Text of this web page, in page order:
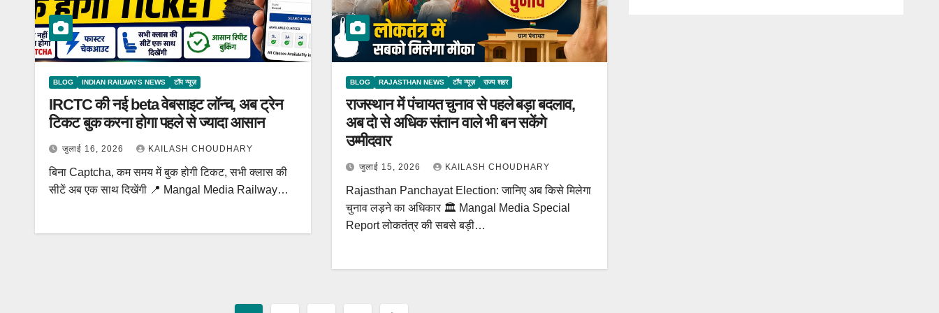
BLOG INDIAN RAILWAYS NEWS टॉप न्यूज़
IRCTC की नई beta वेबसाइट लॉन्च, अब ट्रेन
टिकट बुक करना होगा पहले से ज्यादा आसान
जुलाई 16, 2026 KAILASH CHOUDHARY
बिना Captcha, कम समय में बुक होगी टिकट, सभी क्लास की
सीटें अब एक साथ दिखेंगी 📍 Mangal Media Railway…
BLOG RAJASTHAN NEWS टॉप न्यूज़ राज्य शहर
राजस्थान में पंचायत चुनाव से पहले बड़ा बदलाव,
अब दो से अधिक संतान वाले भी बन सकेंगे
उम्मीदवार
जुलाई 15, 2026 KAILASH CHOUDHARY
Rajasthan Panchayat Election: जानिए अब किसे मिलेगा
चुनाव लड़ने का अधिकार 🏛️ Mangal Media Special
Report लोकतंत्र की सबसे बड़ी…